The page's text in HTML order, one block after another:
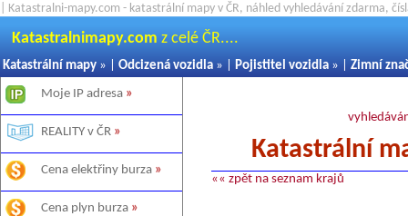
| Katastralni-mapy.com - katastrální mapy v ČR, náhled vyhledávání zdarma,
Katastralnimapy.com z celé ČR....
Katastrální mapy » | Odcizená vozidla » | Pojistitel vozidla » | Zimní
Moje IP adresa »
REALITY v ČR »
Cena elektřiny burza »
Cena plyn burza »
Katastrální
«« zpět na seznam krajů